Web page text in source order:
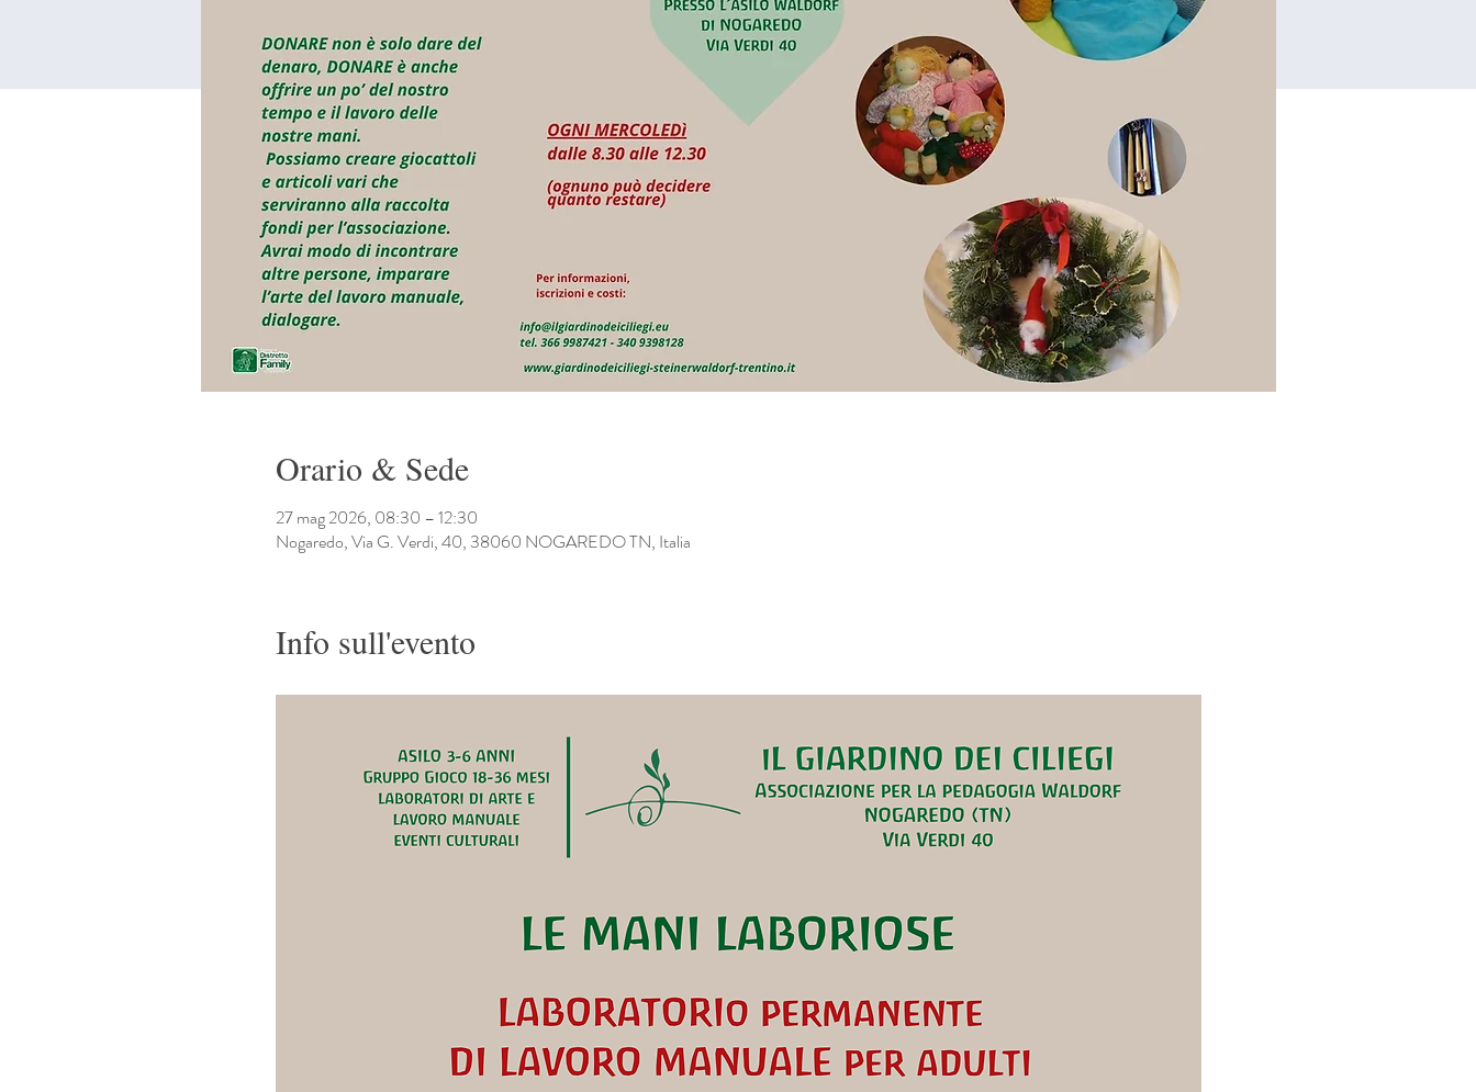
Orario & Sede
27 mag 2026, 08:30 – 12:30
Nogaredo, Via G. Verdi, 40, 38060 NOGAREDO TN, Italia
Info sull'evento